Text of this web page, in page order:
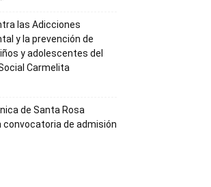
las Adicciones
y la prevención de
y adolescentes del
Carmelita
de Santa Rosa
de admisión